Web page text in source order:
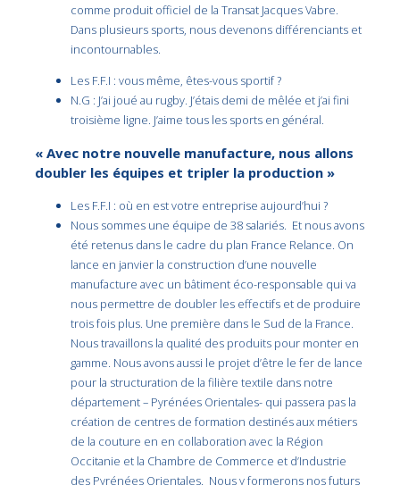
comme produit officiel de la Transat Jacques Vabre.
Dans plusieurs sports, nous devenons différenciants et
incontournables.
Les F.F.I : vous même, êtes-vous sportif ?
N.G : J’ai joué au rugby. J’étais demi de mêlée et j’ai fini
troisième ligne. J’aime tous les sports en général.
« Avec notre nouvelle manufacture, nous allons
doubler les équipes et tripler la production »
Les F.F.I : où en est votre entreprise aujourd’hui ?
Nous sommes une équipe de 38 salariés. Et nous avons
été retenus dans le cadre du plan France Relance. On
lance en janvier la construction d’une nouvelle
manufacture avec un bâtiment éco-responsable qui va
nous permettre de doubler les effectifs et de produire
trois fois plus. Une première dans le Sud de la France.
Nous travaillons la qualité des produits pour monter en
gamme. Nous avons aussi le projet d’être le fer de lance
pour la structuration de la filière textile dans notre
département – Pyrénées Orientales- qui passera pas la
création de centres de formation destinés aux métiers
de la couture en en collaboration avec la Région
Occitanie et la Chambre de Commerce et d’Industrie
des Pyrénées Orientales. Nous y formerons nos futurs